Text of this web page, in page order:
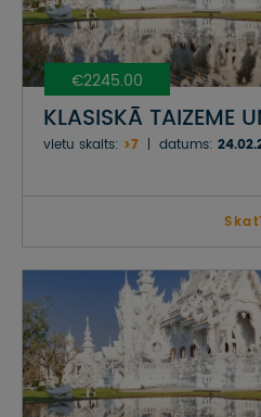
€2245.00
KLASISKĀ TAIZEME
vietu skaits: >7 datums: